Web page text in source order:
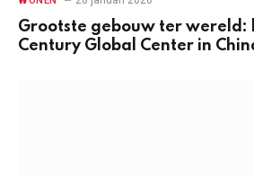
Grootste gebouw ter wereld:
Century Global Center in